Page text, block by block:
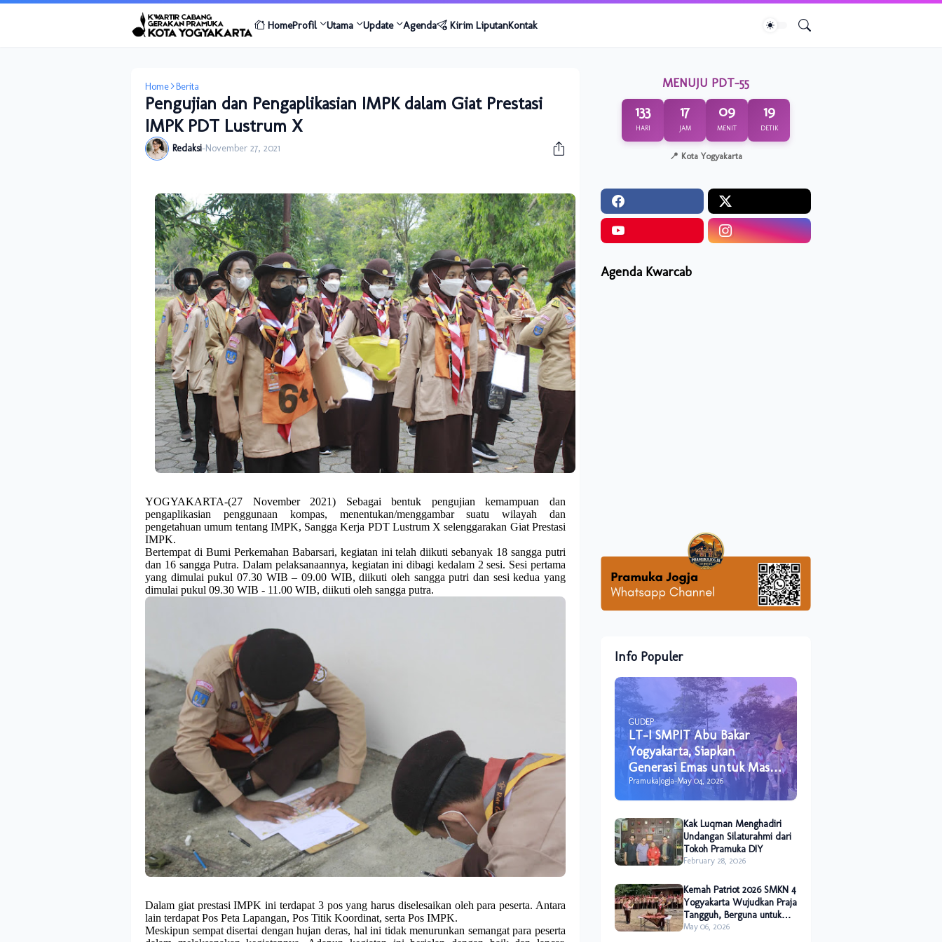
HomeProfil Utama Update Agenda Kirim LiputanKontak
Home Berita
Pengujian dan Pengaplikasian IMPK dalam Giat Prestasi
IMPK PDT Lustrum X
Redaksi-November 27, 2021
YOGYAKARTA-(27 November 2021) Sebagai bentuk pengujian kemampuan dan
pengaplikasian penggunaan kompas, menentukan/menggambar suatu wilayah dan
pengetahuan umum tentang IMPK, Sangga Kerja PDT Lustrum X selenggarakan Giat Prestasi
IMPK.
Bertempat di Bumi Perkemahan Babarsari, kegiatan ini telah diikuti sebanyak 18 sangga putri
dan 16 sangga Putra. Dalam pelaksanaannya, kegiatan ini dibagi kedalam 2 sesi. Sesi pertama
yang dimulai pukul 07.30 WIB – 09.00 WIB, diikuti oleh sangga putri dan sesi kedua yang
dimulai pukul 09.30 WIB - 11.00 WIB, diikuti oleh sangga putra.
Dalam giat prestasi IMPK ini terdapat 3 pos yang harus diselesaikan oleh para peserta. Antara
lain terdapat Pos Peta Lapangan, Pos Titik Koordinat, serta Pos IMPK.
Meskipun sempat disertai dengan hujan deras, hal ini tidak menurunkan semangat para peserta
MENUJU PDT-55
133
HARI
17
JAM
09
MENIT
19
DETIK
📍 Kota Yogyakarta
Agenda Kwarcab
Info Populer
GUDEP
LT-I SMPIT Abu Bakar
Yogyakarta, Siapkan
Generasi Emas untuk Masa
Depan
PramukaJogja-May 04, 2026
Kak Luqman Menghadiri
Undangan Silaturahmi dari
Tokoh Pramuka DIY
February 28, 2026
Kemah Patriot 2026 SMKN 4
Yogyakarta Wujudkan Praja
Tangguh, Berguna untuk
Sesama dan Alam
May 06, 2026